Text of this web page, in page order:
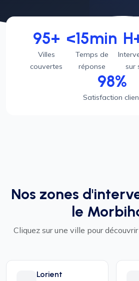
95+
Villes
couvertes
<15min
Temps de
réponse
sur
98%
Satisfaction
Nos zones
le
Cliquez sur une ville pour
Lorient